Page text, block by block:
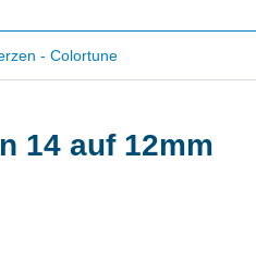
- Colortune
14 auf 12mm